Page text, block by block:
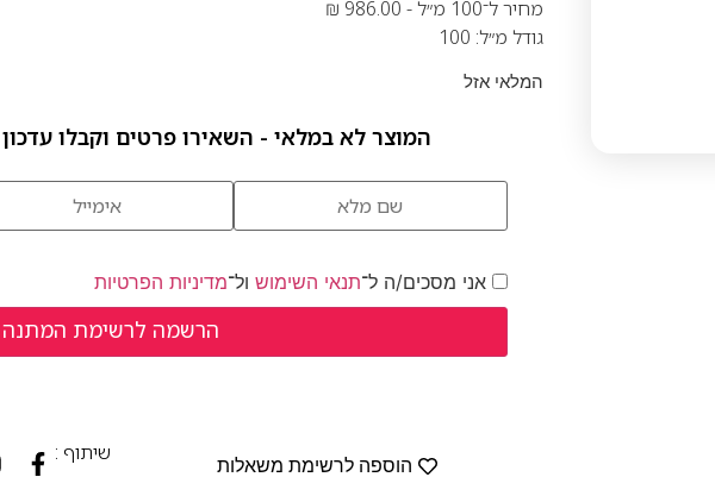
מחיר ל־100 מ״ל -
₪ 986.00
גודל מ״ל: 100
המלאי אזל
המוצר לא במלאי - השאירו פרטים וקבלו
אני מסכים/ה ל־תנאי השימוש ול־מדיניות הפרטיות
הוספה לרשימת משאלות
שיתוף :